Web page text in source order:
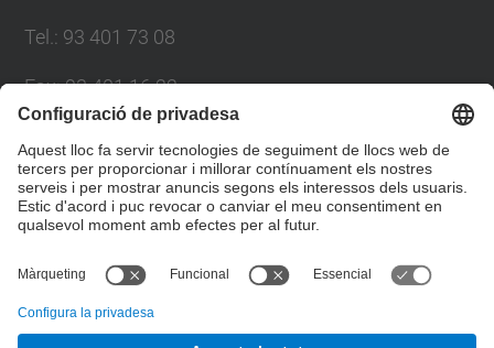
Tel. : 93 401 73 08
Fax:93 401 16 22
Directori UPC
Formulari de contacte